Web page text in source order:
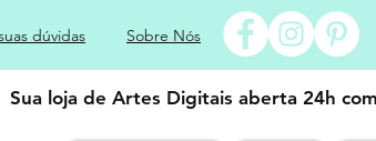
dúvidas Sobre Nós
Sua loja de Artes Digitais aberta 24h